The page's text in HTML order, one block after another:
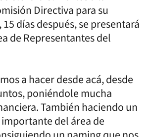
Directiva para su
días después, se presentará
de Representantes del
a hacer desde acá, desde
poniéndole mucha
También haciendo un
del área de